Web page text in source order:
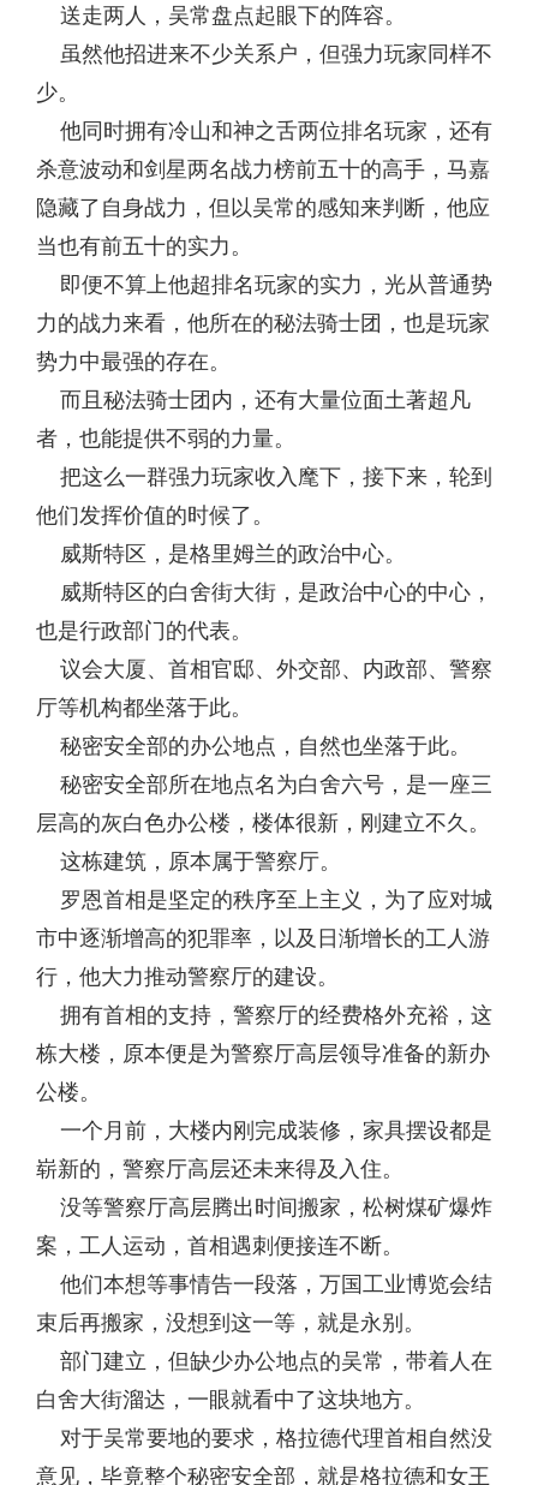
送走两人，吴常盘点起眼下的阵容。
虽然他招进来不少关系户，但强力玩家同样不
少。
他同时拥有冷山和神之舌两位排名玩家，还有
杀意波动和剑星两名战力榜前五十的高手，马嘉
隐藏了自身战力，但以吴常的感知来判断，他应
当也有前五十的实力。
即便不算上他超排名玩家的实力，光从普通势
力的战力来看，他所在的秘法骑士团，也是玩家
势力中最强的存在。
而且秘法骑士团内，还有大量位面土著超凡
者，也能提供不弱的力量。
把这么一群强力玩家收入麾下，接下来，轮到
他们发挥价值的时候了。
威斯特区，是格里姆兰的政治中心。
威斯特区的白舍街大街，是政治中心的中心，
也是行政部门的代表。
议会大厦、首相官邸、外交部、内政部、警察
厅等机构都坐落于此。
秘密安全部的办公地点，自然也坐落于此。
秘密安全部所在地点名为白舍六号，是一座三
层高的灰白色办公楼，楼体很新，刚建立不久。
这栋建筑，原本属于警察厅。
罗恩首相是坚定的秩序至上主义，为了应对城
市中逐渐增高的犯罪率，以及日渐增长的工人游
行，他大力推动警察厅的建设。
拥有首相的支持，警察厅的经费格外充裕，这
栋大楼，原本便是为警察厅高层领导准备的新办
公楼。
一个月前，大楼内刚完成装修，家具摆设都是
崭新的，警察厅高层还未来得及入住。
没等警察厅高层腾出时间搬家，松树煤矿爆炸
案，工人运动，首相遇刺便接连不断。
他们本想等事情告一段落，万国工业博览会结
束后再搬家，没想到这一等，就是永别。
部门建立，但缺少办公地点的吴常，带着人在
白舍大街溜达，一眼就看中了这块地方。
对于吴常要地的要求，格拉德代理首相自然没
意见，毕竟整个秘密安全部，就是格拉德和女王